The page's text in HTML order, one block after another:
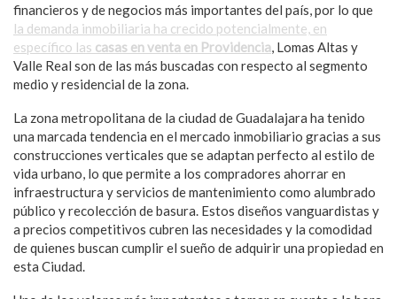
financieros y de negocios más importantes del país, por lo que
la demanda inmobiliaria ha crecido potencialmente, en
específico las casas en venta en Providencia, Lomas Altas y
Valle Real son de las más buscadas con respecto al segmento
medio y residencial de la zona.
La zona metropolitana de la ciudad de Guadalajara ha tenido
una marcada tendencia en el mercado inmobiliario gracias a sus
construcciones verticales que se adaptan perfecto al estilo de
vida urbano, lo que permite a los compradores ahorrar en
infraestructura y servicios de mantenimiento como alumbrado
público y recolección de basura. Estos diseños vanguardistas y
a precios competitivos cubren las necesidades y la comodidad
de quienes buscan cumplir el sueño de adquirir una propiedad en
esta Ciudad.